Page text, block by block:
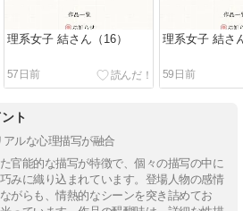
理系女子 結さん（16）
57日前
理系女子 結さ
59日前
ト
ルな心理描写が融合
官能的な描写が特徴で、個々の描写の中に
みに織り込まれています。登場人物の感情
がらも、情熱的なシーンを突き詰めてお